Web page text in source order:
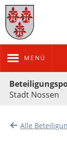
MENÜ
Stadt Nossen
Alle